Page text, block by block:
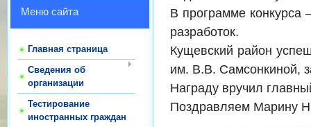
Меню сайта
Главная страница
Сведения об
организации
Тестирование
иностранных граждан
В программе конкурса
разработок.
Кущевский район
им. В.В. Самсонкиной,
Награду вручил
Поздравляем Марину